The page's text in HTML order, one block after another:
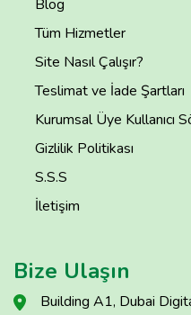
Blog
Tüm Hizmetler
Site Nasıl Çalışır?
Teslimat ve İade Şartları
Kurumsal Üye Kullanıcı
Gizlilik Politikası
S.S.S
İletişim
Bize Ulaşın
Building A1, Dubai